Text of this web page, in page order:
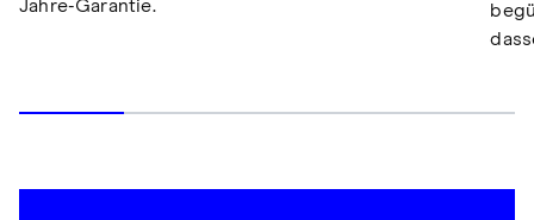
Jahre-Garantie.